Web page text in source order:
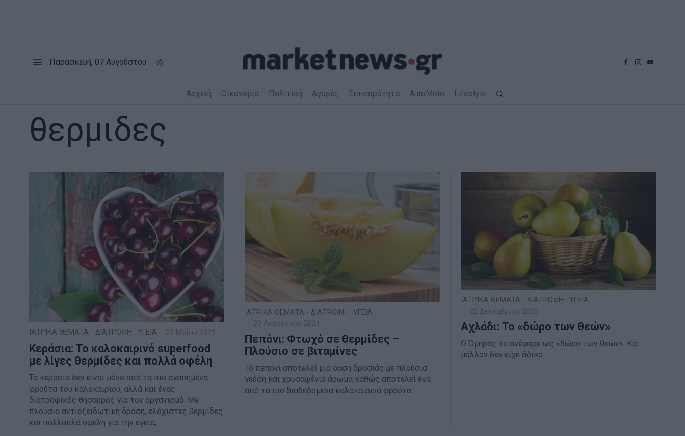
Παρασκευή, 07 Αυγούστου
Αρχική Οικονομία Πολιτική Αγορές Επικαιρότητα AutoMoto Lifestyle
θερμιδες
ΙΑΤΡΙΚΑ ΘΕΜΑΤΑ - ΔΙΑΤΡΟΦΗ ΥΓΕΙΑ 22 Μαΐου 2025
Κεράσια: Το καλοκαιρινό superfood
με λίγες θερμίδες και πολλά οφέλη
Τα κεράσια δεν είναι μόνο από τα πιο αγαπημένα
φρούτα του καλοκαιριού, αλλά και ένας
διατροφικός θησαυρός για τον οργανισμό. Με
πλούσια αντιοξειδωτική δράση, ελάχιστες θερμίδες
και πολλαπλά οφέλη για την υγεία,
ΙΑΤΡΙΚΑ ΘΕΜΑΤΑ - ΔΙΑΤΡΟΦΗ
ΥΓΕΙΑ
20 Αυγούστου 2021
Πεπόνι: Φτωχό σε θερμίδες –
Πλούσιο σε βιταμίνες
Το πεπόνι αποτελεί μια όαση δροσιάς με πλούσια
γεύση και χρυσαφένιο άρωμα καθώς αποτελεί ένα
από τα πιο διαδεδομένα καλοκαιρινά φρούτα
ΙΑΤΡΙΚΑ ΘΕΜΑΤΑ - ΔΙΑΤΡΟΦΗ
ΥΓΕΙΑ
22 Δεκεμβρίου 2020
Αχλάδι: Το «δώρο των θεών»
Ο Όμηρος το ανέφερε ως «δώρο των θεών». Και
μάλλον δεν είχε άδικο